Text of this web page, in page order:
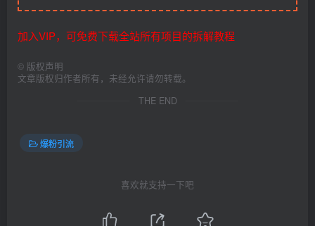
加入VIP，可免费下载全站所有项目的拆解教程
© 版权声明
文章版权归作者所有，未经允许请勿转载。
THE END
爆粉引流
喜欢就支持一下吧